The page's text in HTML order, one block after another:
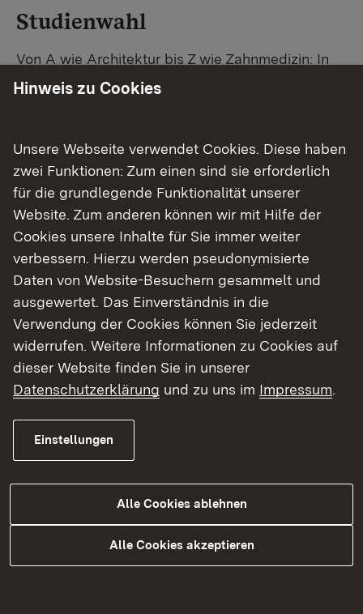
Studienwahl
Von A wie Architektur bis Z wie Zahnmedizin: In
Baden-Württemberg warten unzählige
Studiengangsuche schnell den passenden
Studienplatz. Außerdem gibt's eine Schritt-für-
Schritt-Anleitung zu deinem Traum-Studium.
Finde dein Studium in Baden-Württemberg
Hinweis zu Cookies
Unsere Webseite verwendet Cookies. Diese haben
zwei Funktionen: Zum einen sind sie erforderlich
für die grundlegende Funktionalität unserer
Website. Zum anderen können wir mit Hilfe der
Cookies unsere Inhalte für Sie immer weiter
verbessern. Hierzu werden pseudonymisierte
Daten von Website-Besuchern gesammelt und
ausgewertet. Das Einverständnis in die
Verwendung der Cookies können Sie jederzeit
widerrufen. Weitere Informationen zu Cookies auf
dieser Website finden Sie in unserer
Datenschutzerklärung und zu uns im Impressum.
Einstellungen
Alle Cookies ablehnen
Alle Cookies akzeptieren